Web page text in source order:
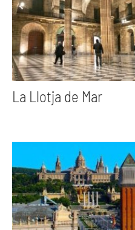
La Llotja de Mar